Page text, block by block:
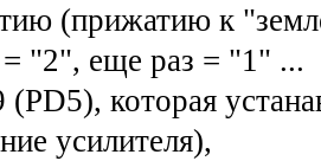
(прижатию к
"2", еще раз = "1" ...
которая
усилителя),